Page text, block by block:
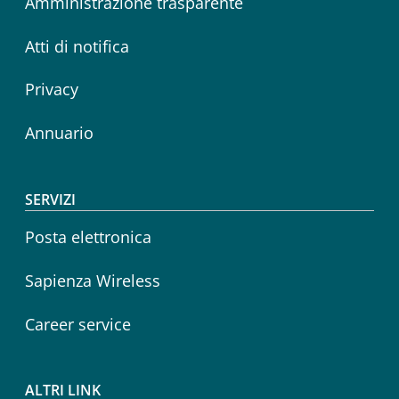
Atti di notifica
Privacy
Annuario
SERVIZI
Posta elettronica
Sapienza Wireless
Career service
ALTRI LINK